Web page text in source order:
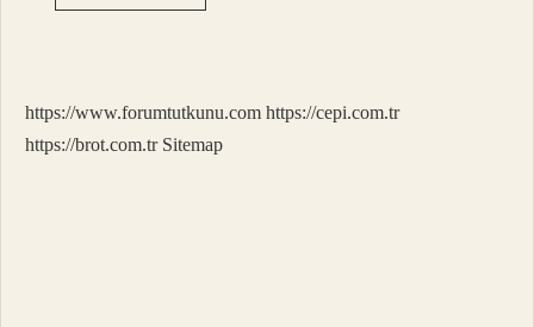
Kime
https://www.forumtutkunu.com https://cepi.com.tr
https://brot.com.tr Sitemap